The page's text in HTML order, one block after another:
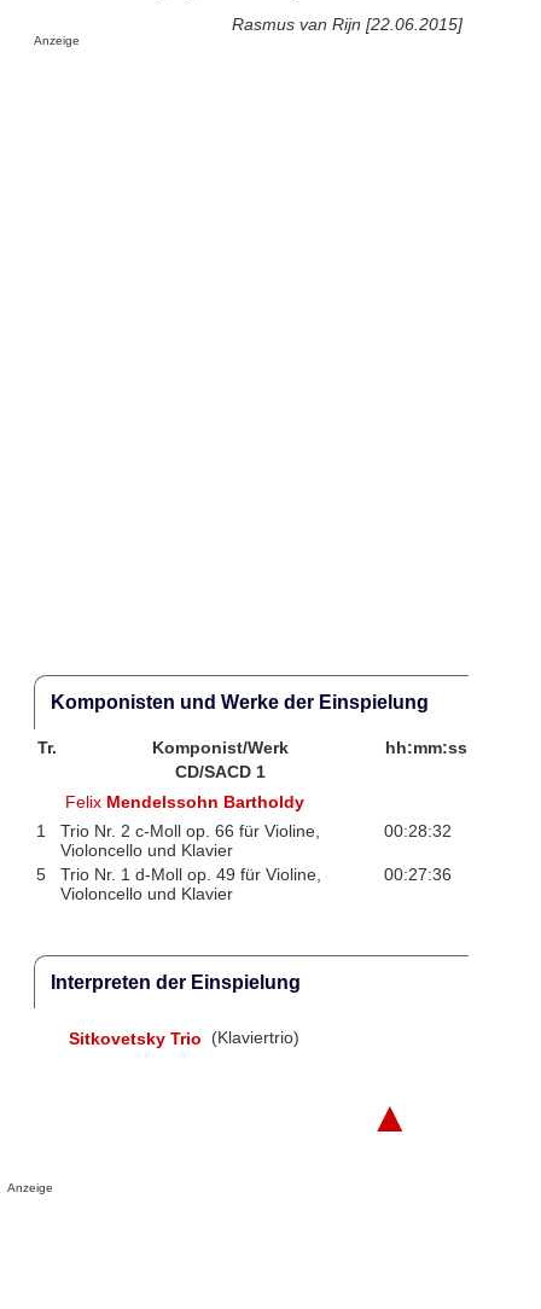
Rasmus van Rijn [22.06.2015]
Anzeige
Komponisten und Werke der Einspielung
Tr. Komponist/Werk
hh:mm:ss
CD/SACD 1
Felix Mendelssohn Bartholdy
1
Trio Nr. 2 c-Moll op. 66 für Violine,
Violoncello und Klavier
00:28:32
5
Trio Nr. 1 d-Moll op. 49 für Violine,
Violoncello und Klavier
00:27:36
Interpreten der Einspielung
Sitkovetsky Trio (Klaviertrio)
▲
Anzeige